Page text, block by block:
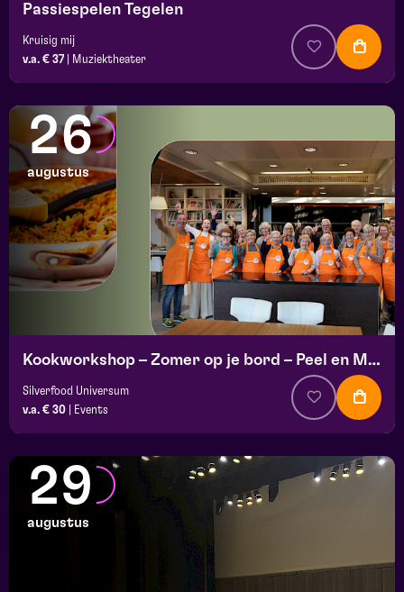
Passiespelen Tegelen
Kruisig mij
v.a. € 37
Muziektheater
26
augustus
Kookworkshop – Zomer op je bord – Peel en Maas
Silverfood Universum
v.a. € 30
Events
29
augustus